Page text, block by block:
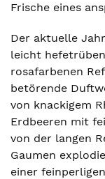
Frische eines
Der aktuelle
leicht
rosafarbenen
betörende
von knackigem
Erdbeeren mit
von der langen
Gaumen
einer